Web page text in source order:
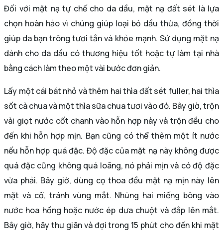
Đối với mặt nạ tự chế cho da dầu, mặt nạ đất sét là lựa
chọn hoàn hảo vì chúng giúp loại bỏ dầu thừa, đồng thời
giúp da bạn trông tươi tắn và khỏe mạnh. Sử dụng mặt nạ
dành cho da dầu có thương hiệu tốt hoặc tự làm tại nhà
bằng cách làm theo một vài bước đơn giản.
Lấy một cái bát nhỏ và thêm hai thìa đất sét fuller, hai thìa
sốt cà chua và một thìa sữa chua tươi vào đó. Bây giờ, trộn
vài giọt nước cốt chanh vào hỗn hợp này và trộn đều cho
đến khi hỗn hợp mịn. Bạn cũng có thể thêm một ít nước
nếu hỗn hợp quá đặc. Độ đặc của mặt nạ này không được
quá đặc cũng không quá loãng, nó phải mịn và có độ đặc
vừa phải. Bây giờ, dùng cọ thoa đều mặt nạ mịn này lên
mặt và cổ, tránh vùng mắt. Nhúng hai miếng bông vào
nước hoa hồng hoặc nước ép dưa chuột và đắp lên mắt.
Bây giờ, hãy thư giãn và đợi trong 15 phút cho đến khi mặt